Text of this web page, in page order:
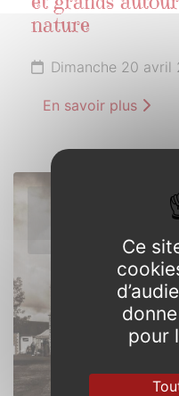
nature
Dimanche 20 avril
En savoir plus
Ce
pour